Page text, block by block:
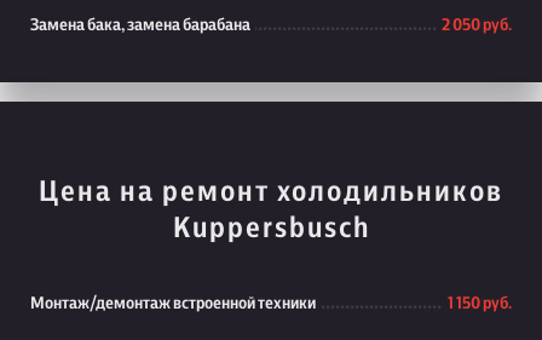
Замена бака, замена барабана 2 050 руб.
Цена на ремонт холодильников
Kuppersbusch
Монтаж/демонтаж встроенной техники 1 150 руб.